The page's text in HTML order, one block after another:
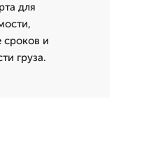
для
сроков и
груза.